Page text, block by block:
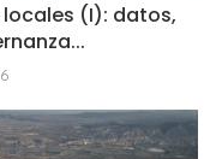
(I): datos,